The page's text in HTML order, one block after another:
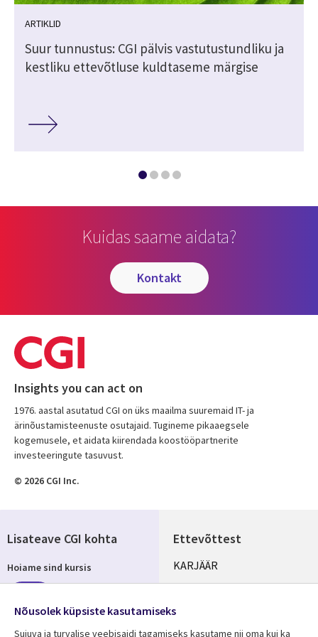
ARTIKLID
Suur tunnustus: CGI pälvis vastutustundliku ja
kestliku ettevõtluse kuldtaseme märgise
Kuidas saame aidata?
kontakt
Insights you can act on
1976. aastal asutatud CGI on üks maailma suuremaid IT- ja
ärinõustamisteenuste osutajaid. Tugineme pikaaegsele
kogemusele, et aidata kiirendada koostööpartnerite
investeeringute tasuvust.
© 2026 CGI Inc.
Ettevõttest
Useful
links
ESTONIA
KARJÄÄR
KONTORID
Lisateave CGI kohta
Hoiame sind kursis
Nõusolek küpsiste kasutamiseks
Sujuva ja turvalise veebisaidi tagamiseks kasutame nii oma kui ka